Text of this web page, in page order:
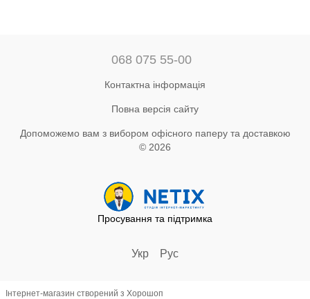
068 075 55-00
Контактна інформація
Повна версія сайту
Допоможемо вам з вибором офісного паперу та доставкою
© 2026
Просування та підтримка
Укр Рус
Інтернет-магазин створений з Хорошоп